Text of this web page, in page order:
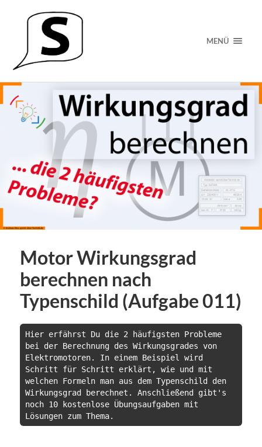
MENÜ
Motor Wirkungsgrad
berechnen nach
Typenschild (Aufgabe 011)
Hier erfährst Du die 2 häufigsten Probleme
bei der Berechnung des Wirkungsgrades von
Elektromotoren. In einem Beispiel wird
Schritt für Schritt erklärt, wie und mit
welchen Formeln man aus dem Typenschild den
Wirkungsgrad berechnet. Anschließend gibt's
noch 10 kostenlose Übungsaufgaben mit
Lösungen zum Thema.